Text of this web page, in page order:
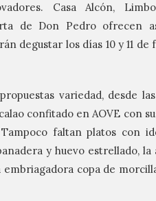
Casa Alcón,
de Don Pedro ofrecen
degustar los días 10 y 11 de
variedad, desde
confitado en AOVE con
faltan platos con
y huevo estrellado, la
copa de